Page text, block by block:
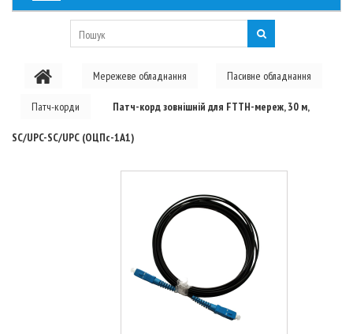
PON ОБЛАДНАННЯ
Мережеве обладнання Пасивне обладнання
Патч-корди Патч-корд зовнішній для FTTH-мереж, 30 м,
SC/UPC-SC/UPC (ОЦПс-1А1)